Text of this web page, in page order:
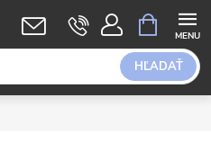
HĽADAŤ
KOŠÍK